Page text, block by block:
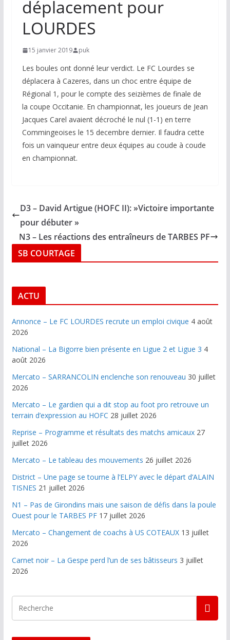
déplacement pour
LOURDES
15 janvier 2019 puk
Les boules ont donné leur verdict. Le FC Lourdes se
déplacera à Cazeres, dans un choc entre équipe de
Régional 1, pour le compte des seizièmes de finale de
la coupe Occitanie. En championnat, les joueurs de Jean
Jacques Carel avaient décroché le nul (1-1) en terre
Commingeoises le 15 decembre dernier. Il faudra cette
fois un vainqueur entre deux équipes au coude à coude
en championnat.
D3 – David Artigue (HOFC II): »V i c t o i r e i m p o r t a n t e
p o u r d é b u t e r »
N3 – Les réactions des entraîneurs de TARBES PF
SB COURTAGE
ACTU
Annonce – Le FC LOURDES recrute un emploi civique 4 août
2026
National – La Bigorre bien présente en Ligue 2 et Ligue 3 4
août 2026
Mercato – SARRANCOLIN enclenche son renouveau 30 juillet
2026
Mercato – Le gardien qui a dit stop au foot pro retrouve un
terrain d’expression au HOFC 28 juillet 2026
Reprise – Programme et résultats des matchs amicaux 27
juillet 2026
Mercato – Le tableau des mouvements 26 juillet 2026
District – Une page se tourne à l’ELPY avec le départ d’ALAIN
TISNES 21 juillet 2026
N1 – Pas de Girondins mais une saison de défis dans la poule
Ouest pour le TARBES PF 17 juillet 2026
Mercato – Changement de coachs à US COTEAUX 13 juillet
2026
Carnet noir – La Gespe perd l’un de ses bâtisseurs 3 juillet
2026